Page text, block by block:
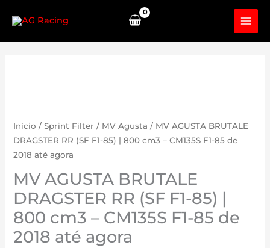
content
Início /Sprint Filter / MV Agusta / MV AGUSTA BRUTALE
DRAGSTER RR (SF F1-85) | 800 cm3 – CM135S F1-85 de
2018 até agora
MV AGUSTA BRUTALE
DRAGSTER RR (SF F1-85) |
800 cm3 – CM135S F1-85 de
2018 até agora